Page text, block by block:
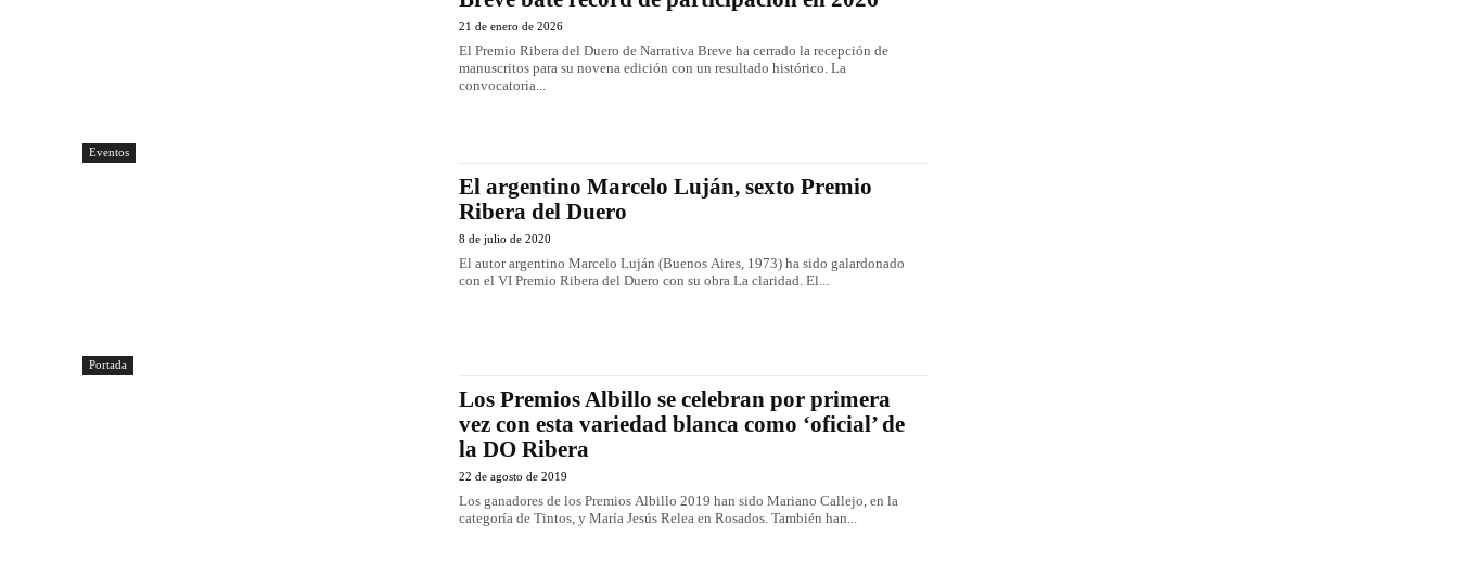
Eventos
21 de enero de 2026
El Premio Ribera del Duero de Narrativa Breve ha cerrado la recepción de
manuscritos para su novena edición con un resultado histórico. La
convocatoria...
Portada
El argentino Marcelo Luján, sexto Premio
Ribera del Duero
8 de julio de 2020
El autor argentino Marcelo Luján (Buenos Aires, 1973) ha sido galardonado
con el VI Premio Ribera del Duero con su obra La claridad. El...
Los Premios Albillo se celebran por primera
vez con esta variedad blanca como ‘oficial’ de
la DO Ribera
22 de agosto de 2019
Los ganadores de los Premios Albillo 2019 han sido Mariano Callejo, en la
categoría de Tintos, y María Jesús Relea en Rosados. También han...